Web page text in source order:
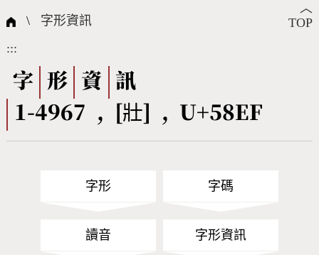
國際字碼相關組織
筆畫查詢
筆順序查詢
CNS查詢 Unicode查詢
全字庫授權 轉碼Web Service
個人電腦造字處理工具
字形下載
問題集
熱門查詢統計
︿
TOP
\ 字形資訊
:::
字 形 資
訊
1-4967 , [壯] , U+58EF
字形 字碼
讀音 字形資訊